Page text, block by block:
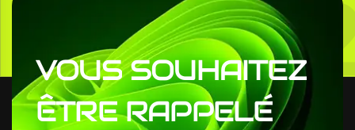
VOUS SOUHAITEZ
ÊTRE RAPPELÉ